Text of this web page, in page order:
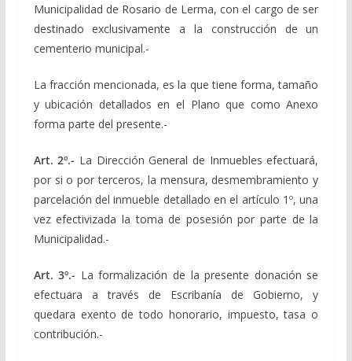
Municipalidad de Rosario de Lerma, con el cargo de ser
destinado exclusivamente a la construcción de un
cementerio municipal.-
La fracción mencionada, es la que tiene forma, tamaño
y ubicación detallados en el Plano que como Anexo
forma parte del presente.-
Art. 2º.- La Dirección General de Inmuebles efectuará,
por si o por terceros, la mensura, desmembramiento y
parcelación del inmueble detallado en el artículo 1º, una
vez efectivizada la toma de posesión por parte de la
Municipalidad.-
Art. 3º.- La formalización de la presente donación se
efectuara a través de Escribanía de Gobierno, y
quedara exento de todo honorario, impuesto, tasa o
contribución.-